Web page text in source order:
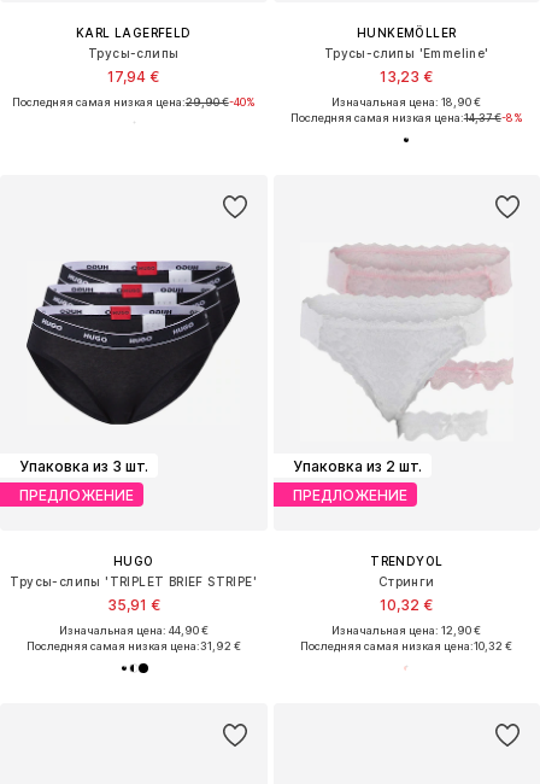
KARL LAGERFELD
Трусы-слипы
17,94 €
Последняя самая низкая цена:29,90 €-40%
HUNKEMÖLLER
Трусы-слипы 'Emmeline'
13,23 €
Изначальная цена: 18,90 €
Последняя самая низкая цена:14,37 €-8%
Упаковка из 3 шт.
ПРЕДЛОЖЕНИЕ
HUGO
Трусы-слипы 'TRIPLET BRIEF STRIPE'
35,91 €
Изначальная цена: 44,90 €
Последняя самая низкая цена:31,92 €
Упаковка из 2 шт.
ПРЕДЛОЖЕНИЕ
TRENDYOL
Стринги
10,32 €
Изначальная цена: 12,90 €
Последняя самая низкая цена:10,32 €